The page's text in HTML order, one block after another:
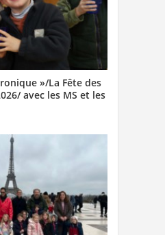
»/La Fête des
avec les MS et les